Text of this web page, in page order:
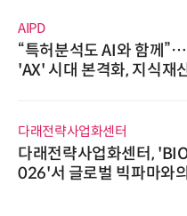
분석도 AI와 함께”…IP산업
대 본격화, 지식재산처 1호
략사업화센터
략사업화센터, 'BIO USA 2
글로벌 빅파마와의 비즈니